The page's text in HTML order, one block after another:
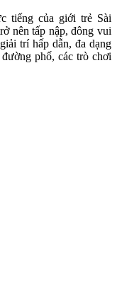
tiếng của giới trẻ Sài
nên tấp nập, đông vui
trí hấp dẫn, đa dạng
phố, các trò chơi